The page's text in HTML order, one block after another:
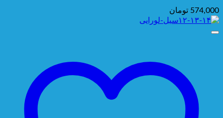
574,000 تومان